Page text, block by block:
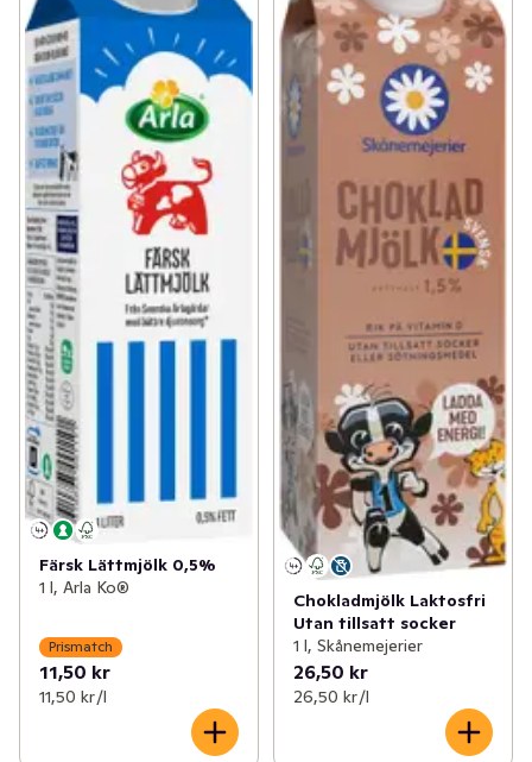
Färsk Lättmjölk 0,5%
1 l, Arla Ko®
Prismatch
11,50 kr
11,50 kr /l
Chokladmjölk Laktosfri
Utan tillsatt socker
1 l, Skånemejerier
26,50 kr
26,50 kr /l